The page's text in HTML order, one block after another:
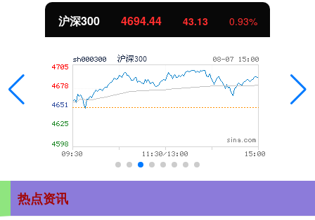
沪深300 4694.44 43.13 0.93%
热点资讯